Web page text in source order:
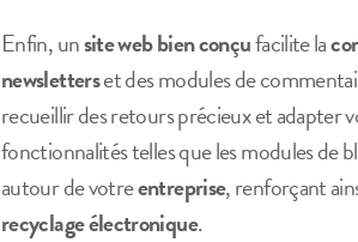
Enfin, unsite web bien conçufacilite la
newsletterset des modules de
recueillir des retours précieux et adapter
fonctionnalités telles que les modules de
autour de votreentreprise, renforçant
recyclage électronique.